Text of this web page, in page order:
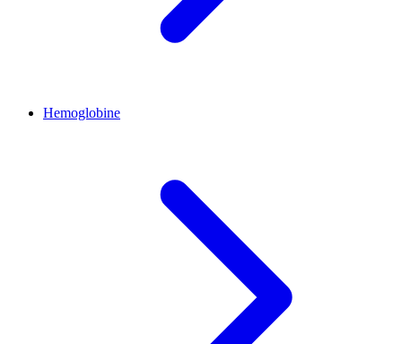
Hemoglobine